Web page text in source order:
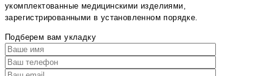
укомплектованные медицинскими изделиями,
зарегистрированными в установленном порядке.
Подберем вам укладку